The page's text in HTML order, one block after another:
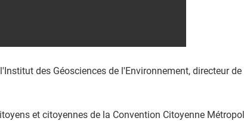
des Géosciences de l'Environnement, directeur
et citoyennes de la Convention Citoyenne